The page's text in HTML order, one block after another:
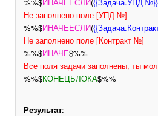
Не заполнено поле [УПД №]
%%$ИНАЧЕЕСЛИ(
Не заполнено поле [Контракт №]
%%$ИНАЧЕ$%%
Все поля задачи заполнены, ты
%%$КОНЕЦБЛОКА$%%
Результат: